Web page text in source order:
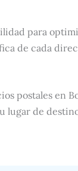
para
de cada
postales en
lugar de